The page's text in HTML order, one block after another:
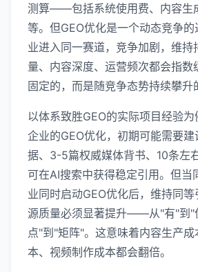
测算——包括系统使用费、内容生
等。但GEO优化是一个动态竞争
业进入同一赛道，竞争加剧，维持
量、内容深度、运营频次都会指数
固定的，而是随竞争态势持续攀升
以体系致胜GEO的实际项目经验
企业的GEO优化，初期可能需要
据、3-5篇权威媒体背书、10条左
可在AI搜索中获得稳定引用。但
业同时启动GEO优化后，维持同
源质量必须显著提升——从"有"到"
点"到"矩阵"。这意味着内容生产
本、视频制作成本都会翻倍。